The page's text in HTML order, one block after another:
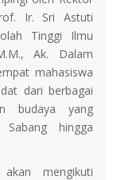
Ir. Sri Astuti
Tinggi Ilmu
Ak. Dalam
mahasiswa
dari berbagai
budaya yang
hingga
mengikuti